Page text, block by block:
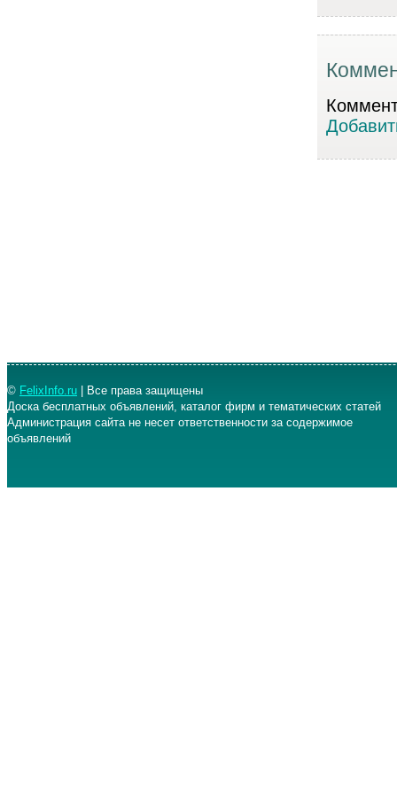
© FelixInfo.ru | Все права защищены
Доска бесплатных объявлений, каталог фирм и тематических статей
Администрация сайта не несет ответственности за содержимое
объявлений